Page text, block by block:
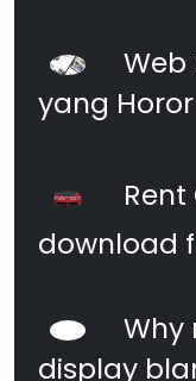
Web
yang
download
Why
display